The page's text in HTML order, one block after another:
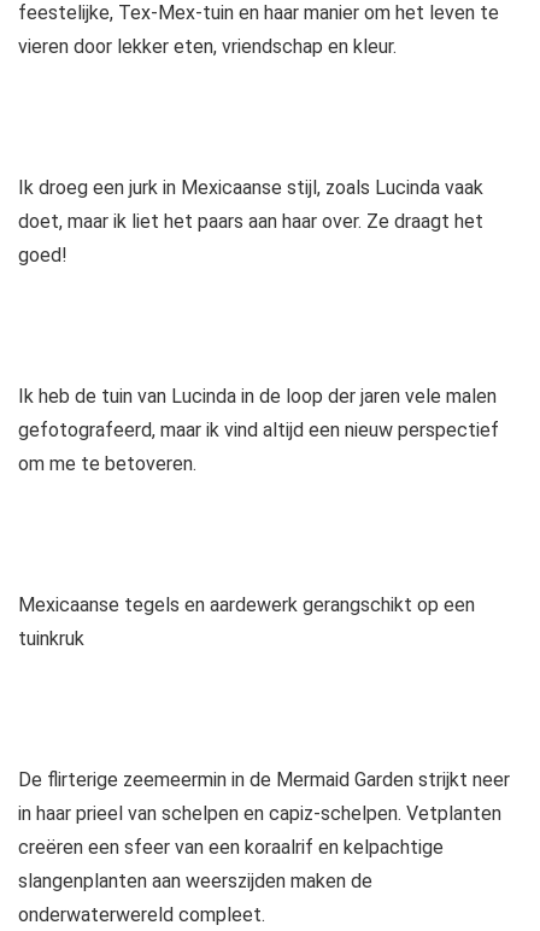
feestelijke, Tex-Mex-tuin en haar manier om het leven te
vieren door lekker eten, vriendschap en kleur.
Ik droeg een jurk in Mexicaanse stijl, zoals Lucinda vaak
doet, maar ik liet het paars aan haar over. Ze draagt ​​het
goed!
Ik heb de tuin van Lucinda in de loop der jaren vele malen
gefotografeerd, maar ik vind altijd een nieuw perspectief
om me te betoveren.
Mexicaanse tegels en aardewerk gerangschikt op een
tuinkruk
De flirterige zeemeermin in de Mermaid Garden strijkt neer
in haar prieel van schelpen en capiz-schelpen. Vetplanten
creëren een sfeer van een koraalrif en kelpachtige
slangenplanten aan weerszijden maken de
onderwaterwereld compleet.